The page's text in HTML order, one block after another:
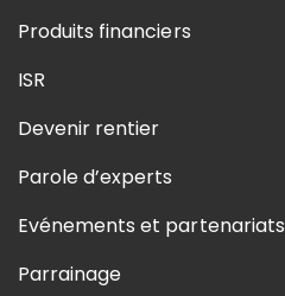
Produits financiers
ISR
Devenir rentier
Parole d’experts
Evénements et partenariats
Parrainage